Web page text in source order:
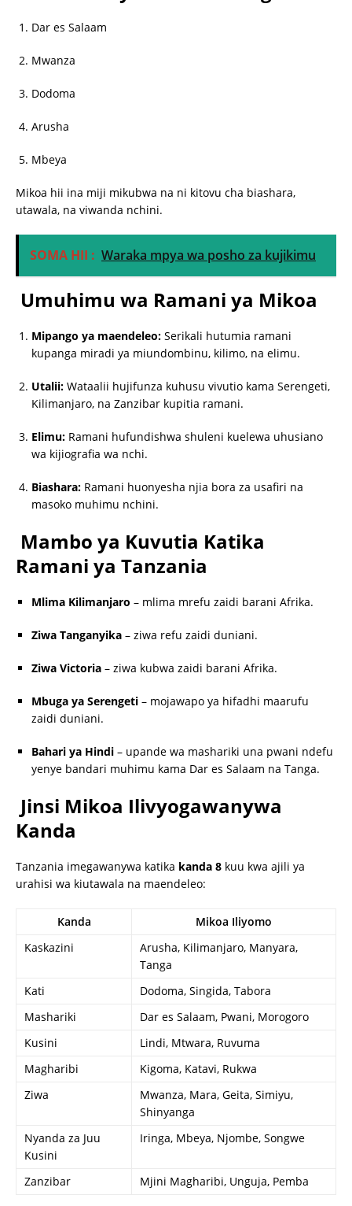
Dar es Salaam
Mwanza
Dodoma
Arusha
Mbeya
Mikoa hii ina miji mikubwa na ni kitovu cha biashara,
utawala, na viwanda nchini.
SOMA HII : Waraka mpya wa posho za kujikimu
Umuhimu wa Ramani ya Mikoa
Mipango ya maendeleo: Serikali hutumia ramani
kupanga miradi ya miundombinu, kilimo, na elimu.
Utalii: Wataalii hujifunza kuhusu vivutio kama Serengeti,
Kilimanjaro, na Zanzibar kupitia ramani.
Elimu: Ramani hufundishwa shuleni kuelewa uhusiano
wa kijiografia wa nchi.
Biashara: Ramani huonyesha njia bora za usafiri na
masoko muhimu nchini.
Mambo ya Kuvutia Katika
Ramani ya Tanzania
Mlima Kilimanjaro – mlima mrefu zaidi barani Afrika.
Ziwa Tanganyika – ziwa refu zaidi duniani.
Ziwa Victoria – ziwa kubwa zaidi barani Afrika.
Mbuga ya Serengeti – mojawapo ya hifadhi maarufu
zaidi duniani.
Bahari ya Hindi – upande wa mashariki una pwani ndefu
yenye bandari muhimu kama Dar es Salaam na Tanga.
Jinsi Mikoa Ilivyogawanywa
Kanda
Tanzania imegawanywa katika kanda 8 kuu kwa ajili ya
urahisi wa kiutawala na maendeleo:
Kanda
Mikoa Iliyomo
Kaskazini
Arusha, Kilimanjaro, Manyara,
Tanga
Kati
Dodoma, Singida, Tabora
Mashariki
Dar es Salaam, Pwani, Morogoro
Kusini
Lindi, Mtwara, Ruvuma
Magharibi
Kigoma, Katavi, Rukwa
Ziwa
Mwanza, Mara, Geita, Simiyu,
Shinyanga
Nyanda za Juu
Kusini
Iringa, Mbeya, Njombe, Songwe
Zanzibar Mjini Magharibi, Unguja, Pemba